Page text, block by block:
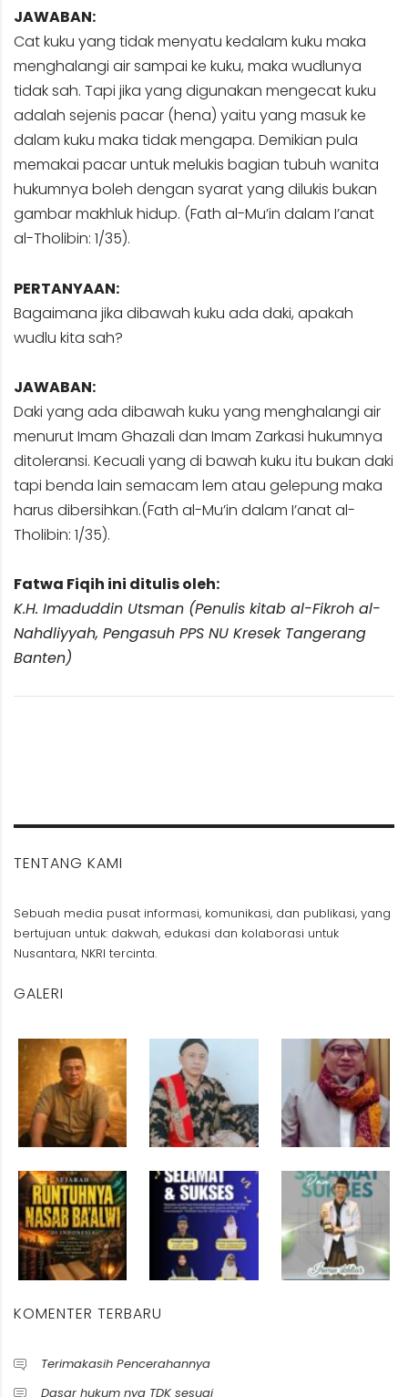
JAWABAN:
Cat kuku yang tidak menyatu kedalam kuku maka
menghalangi air sampai ke kuku, maka wudlunya
tidak sah. Tapi jika yang digunakan mengecat kuku
adalah sejenis pacar (hena) yaitu yang masuk ke
dalam kuku maka tidak mengapa. Demikian pula
memakai pacar untuk melukis bagian tubuh wanita
hukumnya boleh dengan syarat yang dilukis bukan
gambar makhluk hidup. (Fath al-Mu’in dalam I’anat
al-Tholibin: 1/35).
PERTANYAAN:
Bagaimana jika dibawah kuku ada daki, apakah
wudlu kita sah?
JAWABAN:
Daki yang ada dibawah kuku yang menghalangi air
menurut Imam Ghazali dan Imam Zarkasi hukumnya
ditoleransi. Kecuali yang di bawah kuku itu bukan daki
tapi benda lain semacam lem atau gelepung maka
harus dibersihkan.(Fath al-Mu’in dalam I’anat al-
Tholibin: 1/35).
Fatwa Fiqih ini ditulis oleh:
K.H. Imaduddin Utsman (Penulis kitab al-Fikroh al-
Nahdliyyah, Pengasuh PPS NU Kresek Tangerang
Banten)
TENTANG KAMI
Sebuah media pusat informasi, komunikasi, dan publikasi, yang
bertujuan untuk: dakwah, edukasi dan kolaborasi untuk
Nusantara, NKRI tercinta.
GALERI
KOMENTER TERBARU
Terimakasih Pencerahannya
Dasar hukum nya TDK sesuai